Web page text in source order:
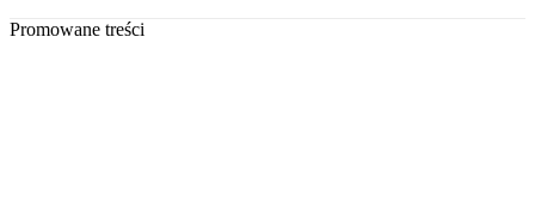
Promowane treści